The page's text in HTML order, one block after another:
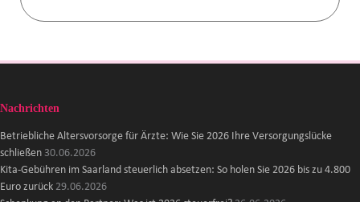
Nachrichten
Betriebliche Altersvorsorge für Ärzte: Wie Sie 2026 Ihre Versorgungslücke
schließen 30.06.2026
Kita-Gebühren im Saarland steuerlich absetzen: So holen Sie 2026 bis zu 4.800
Euro zurück 29.06.2026